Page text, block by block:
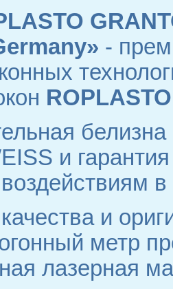
-
и
в
и
метр
лазерная